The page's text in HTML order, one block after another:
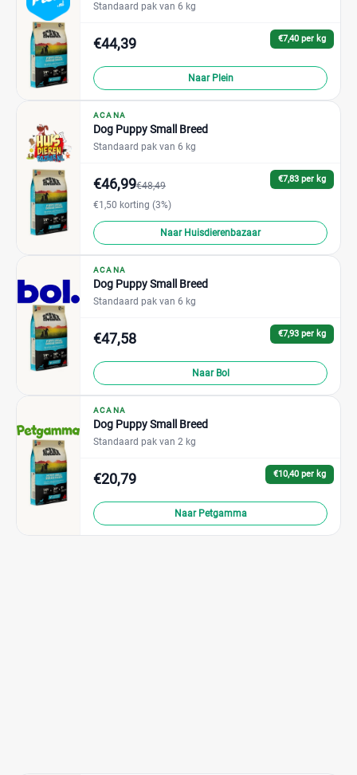
Standaard pak van 6 kg
€7,40 per kg
€44,39
Naar Plein
ACANA
Dog Puppy Small Breed
Standaard pak van 6 kg
€7,83 per kg
€46,99€48,49
€1,50 korting (3%)
Naar Huisdierenbazaar
ACANA
Dog Puppy Small Breed
Standaard pak van 6 kg
€7,93 per kg
€47,58
Naar Bol
ACANA
Dog Puppy Small Breed
Standaard pak van 2 kg
€10,40 per kg
€20,79
Naar Petgamma